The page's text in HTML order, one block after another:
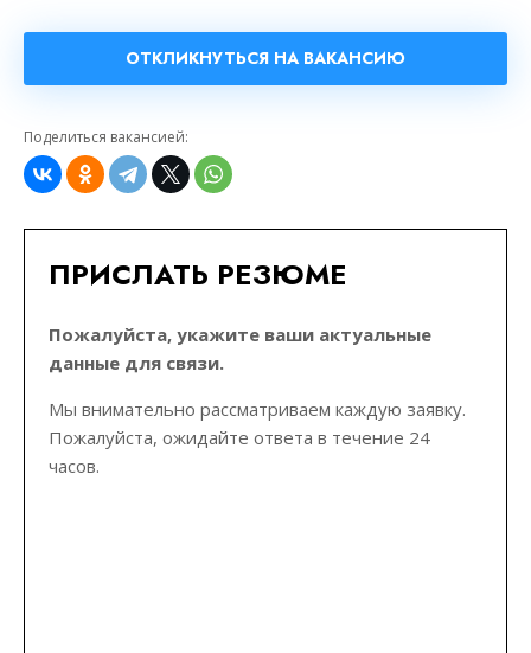
ОТКЛИКНУТЬСЯ НА ВАКАНСИЮ
Поделиться вакансией:
ПРИСЛАТЬ РЕЗЮМЕ
Пожалуйста, укажите ваши актуальные
данные для связи.
Мы внимательно рассматриваем каждую заявку.
Пожалуйста, ожидайте ответа в течение 24
часов.